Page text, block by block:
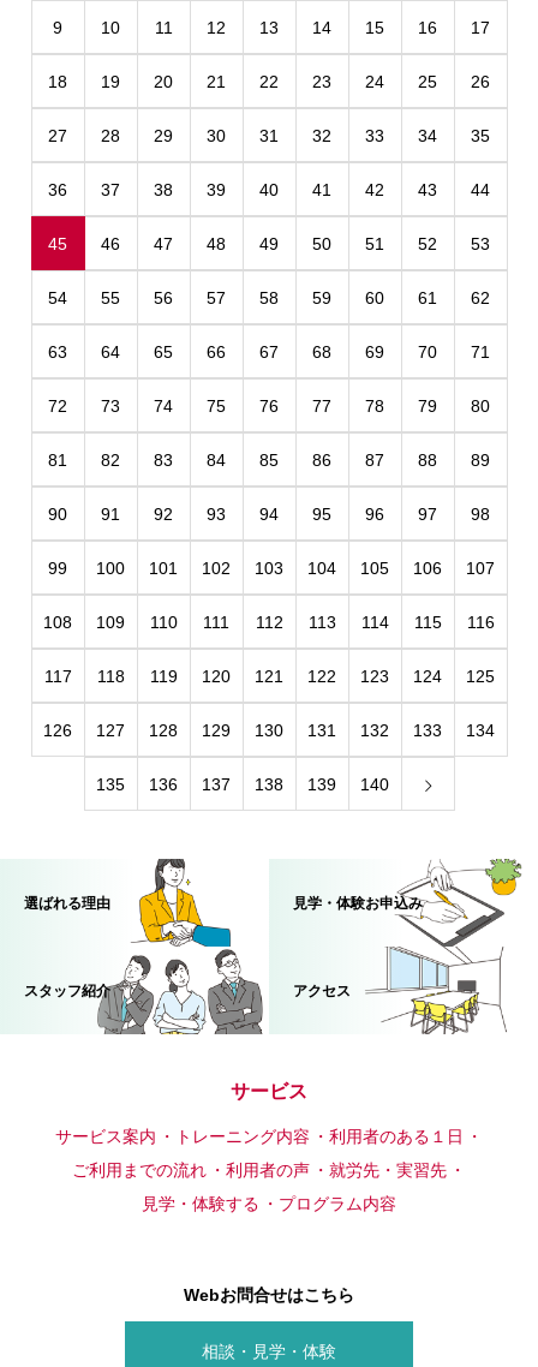
9 10 11 12 13 14 15 16 17
18 19 20 21 22 23 24 25 26
27 28 29 30 31 32 33 34 35
36 37 38 39 40 41 42 43 44
45 46 47 48 49 50 51 52 53
54 55 56 57 58 59 60 61 62
63 64 65 66 67 68 69 70 71
72 73 74 75 76 77 78 79 80
81 82 83 84 85 86 87 88 89
90 91 92 93 94 95 96 97 98
99 100 101 102 103 104 105 106 107
108 109 110 111 112 113 114 115 116
117 118 119 120 121 122 123 124 125
126 127 128 129 130 131 132 133 134
135 136 137 138 139 140
選ばれる理由 見学・体験お申込み
スタッフ紹介 アクセス
サービス
サービス案内 トレーニング内容
利用者のある１日
ご利用までの流れ
利用者の声
就労先・実習先
見学・体験する
プログラム内容
Webお問合せはこちら
相談・見学・体験